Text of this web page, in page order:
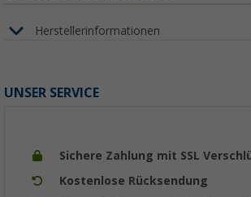
Herstellerinformationen
UNSER SERVICE
Sichere Zahlung mit SSL
Kostenlose Rücksendung